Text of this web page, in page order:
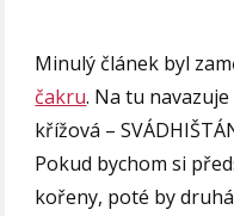
Minulý článek byl
čakru. Na tu navazuje
křížová –
Pokud bychom si
kořeny, poté by